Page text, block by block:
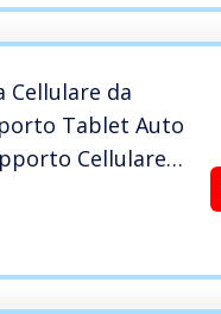
Cellulare da
Tablet Auto
Cellulare